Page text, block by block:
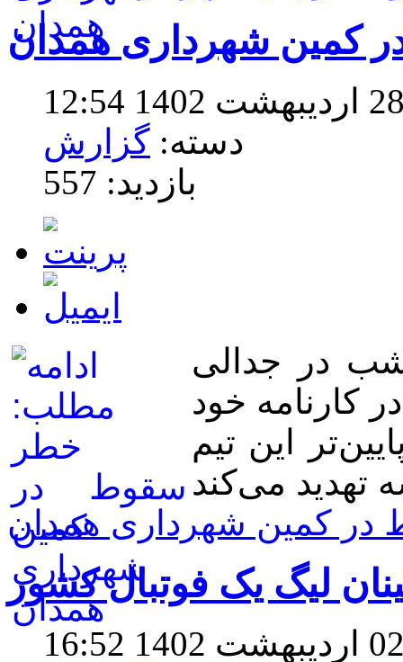
کمین شهرداری همدان
دسته: گزارش
بازدید: 557
در جدالی
کارنامه خود
این تیم
کمین شهرداری همدان
لیگ یک فوتبال کشور